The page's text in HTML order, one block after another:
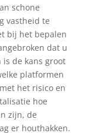
schone
vastheid te
bij het bepalen
dat u
de kans groot
platformen
het risico en
hoe
zijn, de
er houthakken.